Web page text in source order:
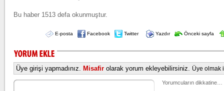
Bu haber 1513 defa okunmuştur.
E-posta Facebook Twitter Yazdır Önceki sayfa
Üye girişi yapmadınız. Misafir olarak yorum ekleyebilirsiniz. Üye olmak
Yorumcuların dikkatine…